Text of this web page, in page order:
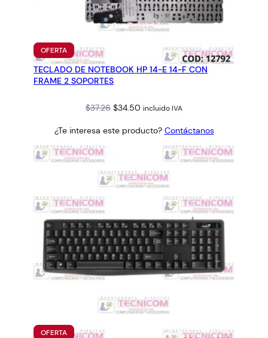
OFERTAPRODUCTO
EN
OFERTA
TECLADO DE NOTEBOOK HP 14-E 14-F CON
FRAME 2 SOPORTES
$37.26 Original
was:
$34.50 Current
is:
$34.50.
incluido IVA
¿Te interesa este producto? Contáctanos
OFERTAPRODUCTO